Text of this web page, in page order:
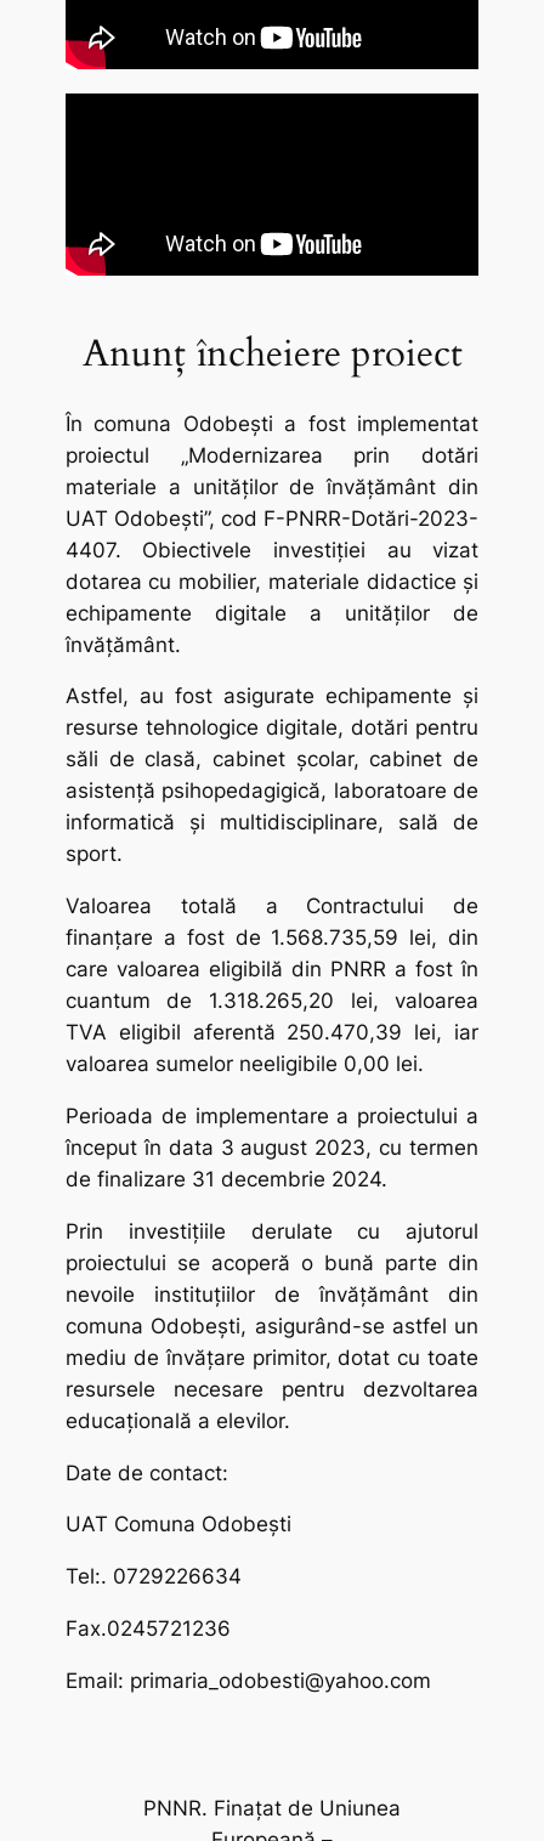
Anunț încheiere proiect
În comuna Odobești a fost implementat
proiectul „Modernizarea prin dotări
materiale a unităților de învățământ din
UAT Odobești”, cod F-PNRR-Dotări-2023-
4407. Obiectivele investiției au vizat
dotarea cu mobilier, materiale didactice și
echipamente digitale a unităților de
învățământ.
Astfel, au fost asigurate echipamente și
resurse tehnologice digitale, dotări pentru
săli de clasă, cabinet școlar, cabinet de
asistență psihopedagigică, laboratoare de
informatică și multidisciplinare, sală de
sport.
Valoarea totală a Contractului de
finanțare a fost de 1.568.735,59 lei, din
care valoarea eligibilă din PNRR a fost în
cuantum de 1.318.265,20 lei, valoarea
TVA eligibil aferentă 250.470,39 lei, iar
valoarea sumelor neeligibile 0,00 lei.
Perioada de implementare a proiectului a
început în data 3 august 2023, cu termen
de finalizare 31 decembrie 2024.
Prin investițiile derulate cu ajutorul
proiectului se acoperă o bună parte din
nevoile instituțiilor de învățământ din
comuna Odobești, asigurând-se astfel un
mediu de învățare primitor, dotat cu toate
resursele necesare pentru dezvoltarea
educațională a elevilor.
Date de contact:
UAT Comuna Odobești
Tel:. 0729226634
Fax.0245721236
Email: primaria_odobesti@yahoo.com
PNNR. Finațat de Uniunea